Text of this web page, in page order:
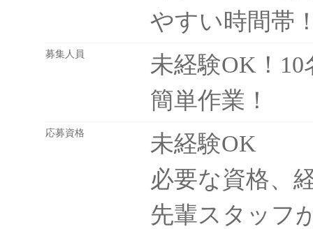
やすい時間帯
募集人員
未経験OK！
簡単作業！
応募資格
未経験OK
必要な資格、
先輩スタッフ